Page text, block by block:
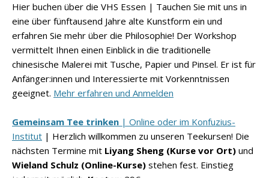
Hier buchen über die VHS Essen | Tauchen Sie mit uns in
eine über fünftausend Jahre alte Kunstform ein und
erfahren Sie mehr über die Philosophie! Der Workshop
vermittelt Ihnen einen Einblick in die traditionelle
chinesische Malerei mit Tusche, Papier und Pinsel. Er ist für
Anfänger:innen und Interessierte mit Vorkenntnissen
geeignet. Mehr erfahren und Anmelden
Gemeinsam Tee trinken | Online oder im Konfuzius-
Institut | Herzlich willkommen zu unseren Teekursen! Die
nächsten Termine mit Liyang Sheng (Kurse vor Ort) und
Wieland Schulz (Online-Kurse) stehen fest. Einstieg